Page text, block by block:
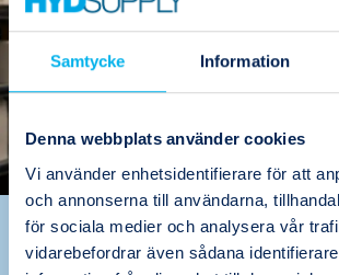
Samtycke Information
Denna webbplats använder cookies
Vi använder enhetsidentifierare för att
och annonserna till användarna,
för sociala medier och analysera vår
vidarebefordrar även sådana
Värdeskapande